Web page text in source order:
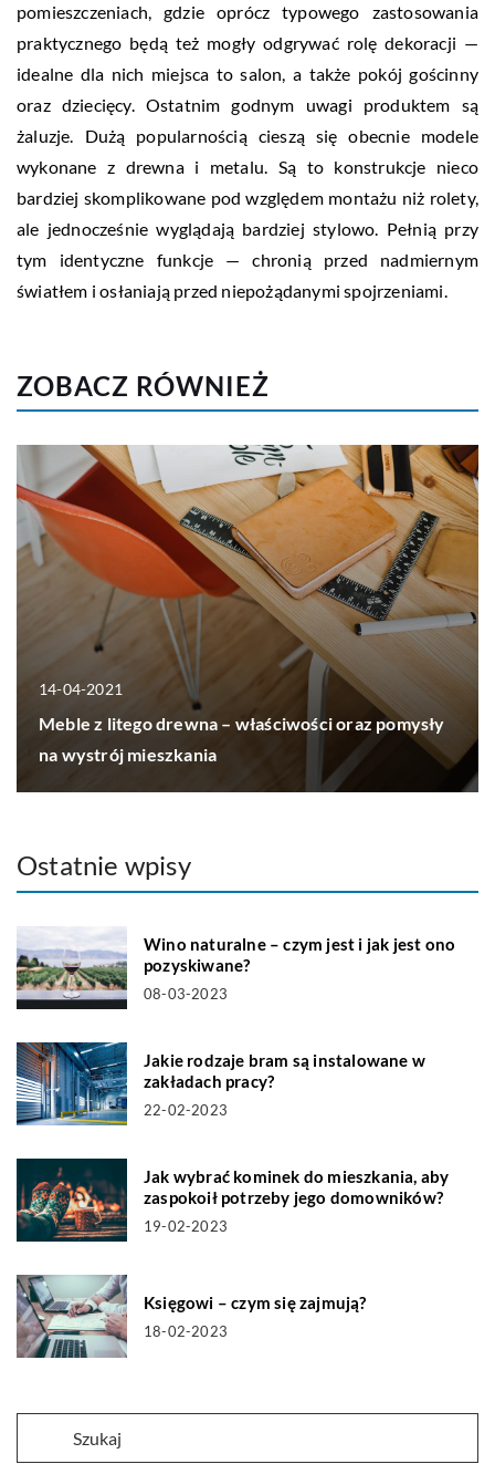
pomieszczeniach, gdzie oprócz typowego zastosowania
praktycznego będą też mogły odgrywać rolę dekoracji —
idealne dla nich miejsca to salon, a także pokój gościnny
oraz dziecięcy. Ostatnim godnym uwagi produktem są
żaluzje. Dużą popularnością cieszą się obecnie modele
wykonane z drewna i metalu. Są to konstrukcje nieco
bardziej skomplikowane pod względem montażu niż rolety,
ale jednocześnie wyglądają bardziej stylowo. Pełnią przy
tym identyczne funkcje — chronią przed nadmiernym
światłem i osłaniają przed niepożądanymi spojrzeniami.
ZOBACZ RÓWNIEŻ
14-04-2021
Meble z litego drewna – właściwości oraz pomysły
na wystrój mieszkania
Ostatnie wpisy
Wino naturalne – czym jest i jak jest ono
pozyskiwane?
08-03-2023
Jakie rodzaje bram są instalowane w
zakładach pracy?
22-02-2023
Jak wybrać kominek do mieszkania, aby
zaspokoił potrzeby jego domowników?
19-02-2023
Księgowi – czym się zajmują?
18-02-2023